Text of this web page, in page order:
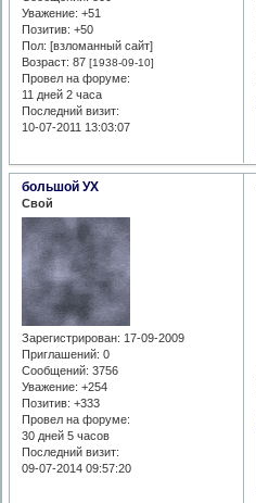
Уважение: +51
Позитив: +50
Пол: [взломанный сайт]
Возраст: 87[1938-09-10]
Провел на форуме:
11 дней 2 часа
Последний визит:
10-07-2011 13:03:07
большой УХ
Свой
Зарегистрирован: 17-09-2009
Приглашений: 0
Сообщений: 3756
Уважение: +254
Позитив: +333
Провел на форуме:
30 дней 5 часов
Последний визит:
09-07-2014 09:57:20